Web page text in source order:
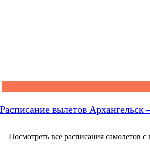
Расписание вылетов
Посмотреть все расписания самолетов с